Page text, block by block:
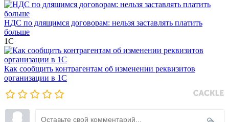
НДС по длящимся договорам: нельзя заставлять платить
больше
1С
Как сообщить контрагентам об изменении реквизитов
организации в 1C